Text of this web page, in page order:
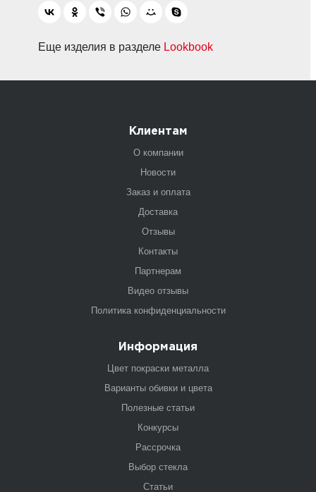
Еще изделия в разделе Lookbook
Клиентам
О компании
Новости
Заказ и оплата
Доставка
Отзывы
Контакты
Партнерам
Видео отзывы
Политика конфиденциальности
Информация
Цвет покраски металла
Варианты обивки и цвета
Полезные статьи
Конкурсы
Рассрочка
Выбор стекла
Статьи